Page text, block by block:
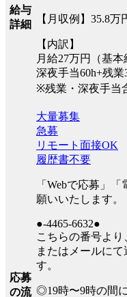
給与
詳細
【月収例】35.8万
【内訳】
月給27万円（基
深夜手当60h+残業
※残業・深夜手当
応募
の流
大量募集
急募
リモート面接OK
履歴書不要
「Webで応募」
願いいたします。
●-4465-6632●
こちらの番号よ
またはメールに
す。
◎19時〜9時の間